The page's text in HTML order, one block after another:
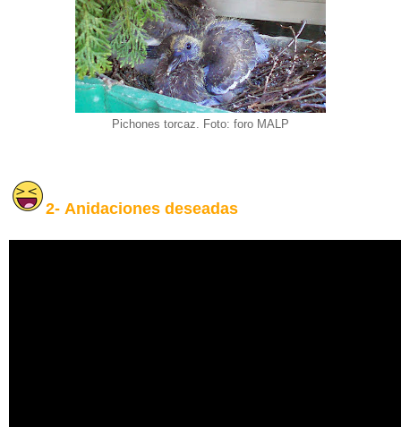
Pichones torcaz. Foto: foro MALP
2- Anidaciones deseadas